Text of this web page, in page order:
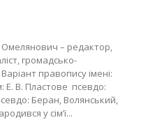
– редактор,
громадсько-
правопису імені:
Е. В. Пластове псевдо:
Беран, Волянський,
у сім’ї...